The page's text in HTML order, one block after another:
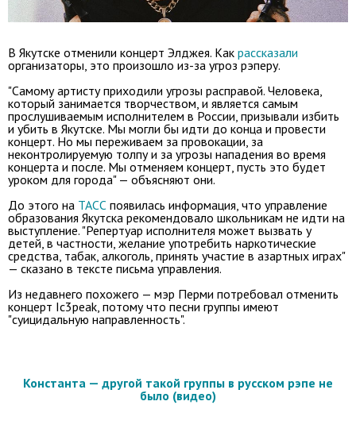
В Якутске отменили концерт Элджея. Как рассказали
организаторы, это произошло из-за угроз рэперу.
"Самому артисту приходили угрозы расправой. Человека,
который занимается творчеством, и является самым
прослушиваемым исполнителем в России, призывали избить
и убить в Якутске. Мы могли бы идти до конца и провести
концерт. Но мы переживаем за провокации, за
неконтролируемую толпу и за угрозы нападения во время
концерта и после. Мы отменяем концерт, пусть это будет
уроком для города" — объясняют они.
До этого на ТАСС появилась информация, что управление
образования Якутска рекомендовало школьникам не идти на
выступление. "Репертуар исполнителя может вызвать у
детей, в частности, желание употребить наркотические
средства, табак, алкоголь, принять участие в азартных играх"
— сказано в тексте письма управления.
Из недавнего похожего — мэр Перми потребовал отменить
концерт Ic3peak, потому что песни группы имеют
"суицидальную направленность".
Константа — другой такой группы в русском рэпе не
было (видео)